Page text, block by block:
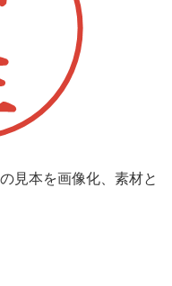
見本を画像化、素材と